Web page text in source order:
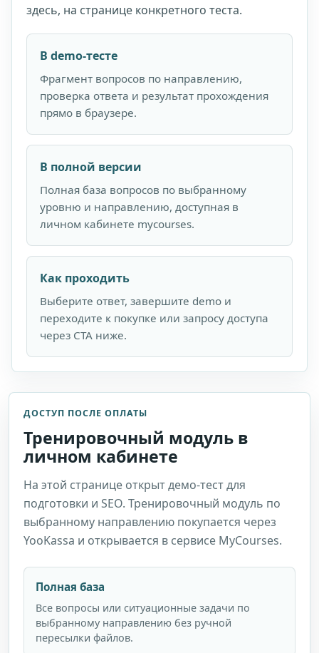
здесь, на странице конкретного теста.
В demo-тесте
Фрагмент вопросов по направлению,
проверка ответа и результат прохождения
прямо в браузере.
В полной версии
Полная база вопросов по выбранному
уровню и направлению, доступная в
личном кабинете mycourses.
Как проходить
Выберите ответ, завершите demo и
переходите к покупке или запросу доступа
через CTA ниже.
ДОСТУП ПОСЛЕ ОПЛАТЫ
Тренировочный модуль в
личном кабинете
На этой странице открыт демо-тест для
подготовки и SEO. Тренировочный модуль по
выбранному направлению покупается через
YooKassa и открывается в сервисе MyCourses.
Полная база
Все вопросы или ситуационные задачи по
выбранному направлению без ручной
пересылки файлов.